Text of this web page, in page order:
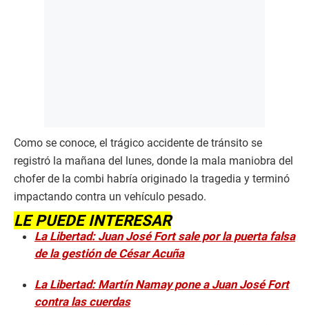
Como se conoce, el trágico accidente de tránsito se
registró la mañana del lunes, donde la mala maniobra del
chofer de la combi habría originado la tragedia y terminó
impactando contra un vehículo pesado.
LE PUEDE INTERESAR
La Libertad: Juan José Fort sale por la puerta falsa
de la gestión de César Acuña
La Libertad: Martín Namay pone a Juan José Fort
contra las cuerdas